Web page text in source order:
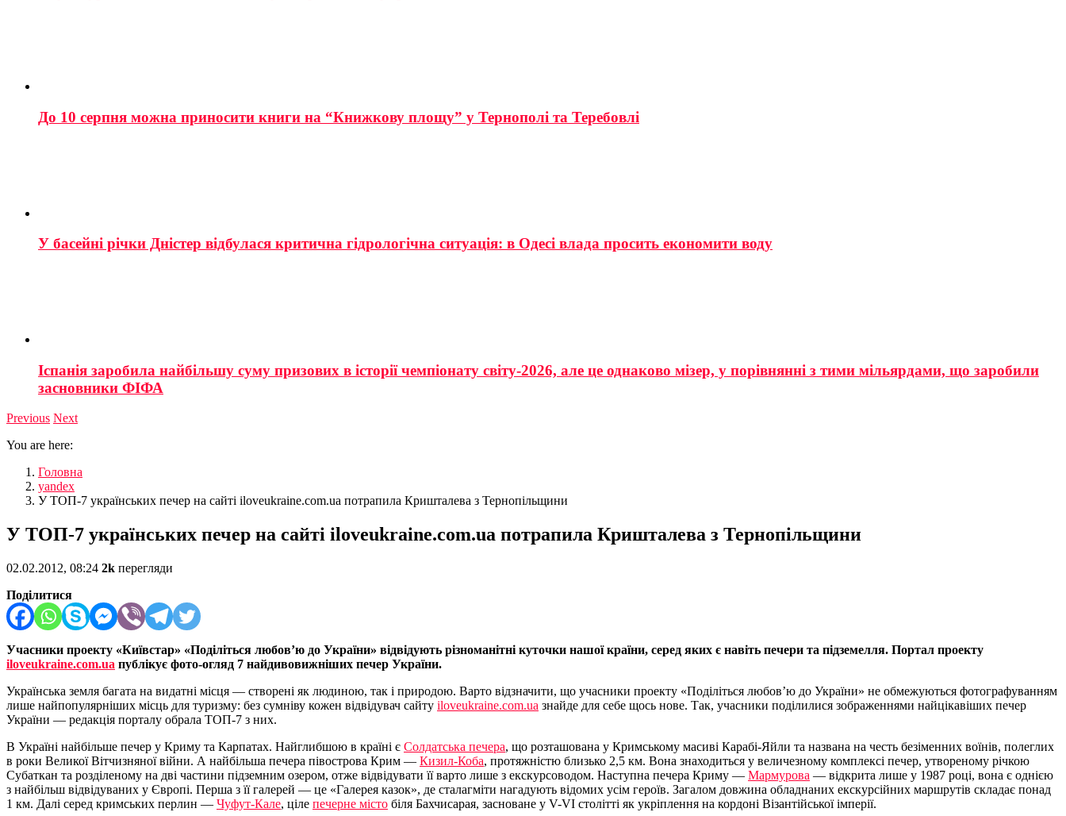
До 10 серпня можна приносити книги на “Книжкову площу” у Тернополі та Теребовлі
У басейні річки Дністер відбулася критична гідрологічна ситуація: в Одесі влада просить економити воду
Іспанія заробила найбільшу суму призових в історії чемпіонату світу-2026, але це однаково мізер, у порівнянні з тими мільярдами, що заробили
засновники ФІФА
Previous Next
You are here:
Головна
yandex
У ТОП-7 українських печер на сайті iloveukraine.com.ua потрапила Кришталева з Тернопільщини
У ТОП-7 українських печер на сайті iloveukraine.com.ua потрапила Кришталева з Тернопільщини
02.02.2012, 08:24 2k перегляди
Поділитися
Учасники проекту «Київстар» «Поділіться любов’ю до України» відвідують різноманітні куточки нашої країни, серед яких є навіть печери та підземелля. Портал проекту
iloveukraine.com.ua публікує фото-огляд 7 найдивовижніших печер України.
Українська земля багата на видатні місця — створені як людиною, так і природою. Варто відзначити, що учасники проекту «Поділіться любов’ю до України» не обмежуються фотографуванням
лише найпопулярніших місць для туризму: без сумніву кожен відвідувач сайту iloveukraine.com.ua знайде для себе щось нове. Так, учасники поділилися зображеннями найцікавіших печер
України — редакція порталу обрала ТОП-7 з них.
В Україні найбільше печер у Криму та Карпатах. Найглибшою в країні є Солдатська печера, що розташована у Кримському масиві Карабі-Яйли та названа на честь безіменних воїнів, полеглих
в роки Великої Вітчизняної війни. А найбільша печера півострова Крим — Кизил-Коба, протяжністю близько 2,5 км. Вона знаходиться у величезному комплексі печер, утвореному річкою
Субаткан та розділеному на дві частини підземним озером, отже відвідувати її варто лише з екскурсоводом. Наступна печера Криму — Мармурова — відкрита лише у 1987 році, вона є однією
з найбільш відвідуваних у Європі. Перша з її галерей — це «Галерея казок», де сталагміти нагадують відомих усім героїв. Загалом довжина обладнаних екскурсійних маршрутів складає понад
1 км. Далі серед кримських перлин — Чуфут-Кале, ціле печерне місто біля Бахчисарая, засноване у V-VІ столітті як укріплення на кордоні Візантійської імперії.